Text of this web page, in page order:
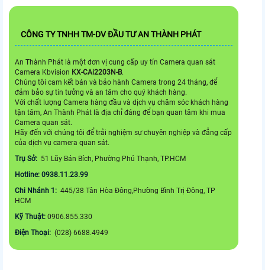
CÔNG TY TNHH TM-DV ĐẦU TƯ AN THÀNH PHÁT
An Thành Phát là một đơn vị cung cấp uy tín Camera quan sát
Camera Kbvision KX-CAi2203N-B.
Chúng tôi cam kết bán và bảo hành Camera trong 24 tháng, để
đảm bảo sự tin tưởng và an tâm cho quý khách hàng.
Với chất lượng Camera hàng đầu và dịch vụ chăm sóc khách hàng
tận tâm, An Thành Phát là địa chỉ đáng để bạn quan tâm khi mua
Camera quan sát.
Hãy đến với chúng tôi để trải nghiệm sự chuyên nghiệp và đẳng cấp
của dịch vụ camera quan sát.
Trụ Sở: 51 Lũy Bán Bích, Phường Phú Thạnh, TP.HCM
Hotline: 0938.11.23.99
Chi Nhánh 1: 445/38 Tân Hòa Đông,Phường Bình Trị Đông, TP
HCM
Kỹ Thuật: 0906.855.330
Điện Thoại: (028) 6688.4949